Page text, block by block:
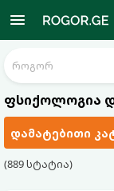
ფსიქოლოგია
დამატებითი
(889 სტატია)